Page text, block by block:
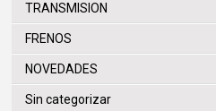
TRANSMISION
FRENOS
NOVEDADES
Sin categorizar